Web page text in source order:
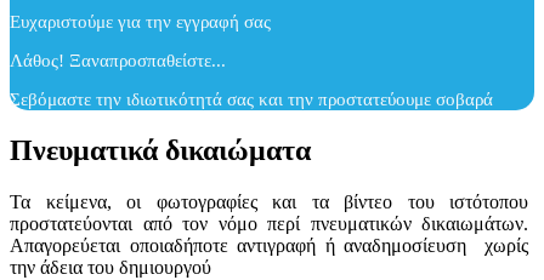
Ευχαριστούμε για την εγγραφή σας
Λάθος! Ξαναπροσπαθείστε...
Σεβόμαστε την ιδιωτικότητά σας και την προστατεύουμε σοβαρά
Πνευματικά δικαιώματα
Τα κείμενα, οι φωτογραφίες και τα βίντεο του ιστότοπου
προστατεύονται από τον νόμο περί πνευματικών δικαιωμάτων.
Απαγορεύεται οποιαδήποτε αντιγραφή ή αναδημοσίευση χωρίς
την άδεια του δημιουργού